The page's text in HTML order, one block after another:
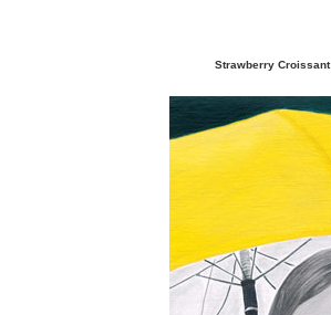
Strawberry Croissant